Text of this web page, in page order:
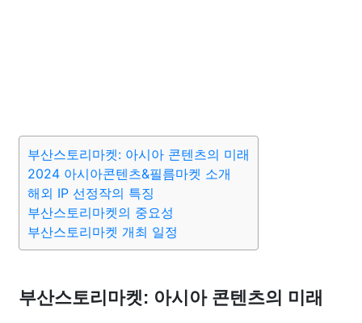
부산스토리마켓: 아시아 콘텐츠의 미래
2024 아시아콘텐츠&필름마켓 소개
해외 IP 선정작의 특징
부산스토리마켓의 중요성
부산스토리마켓 개최 일정
부산스토리마켓: 아시아 콘텐츠의 미래